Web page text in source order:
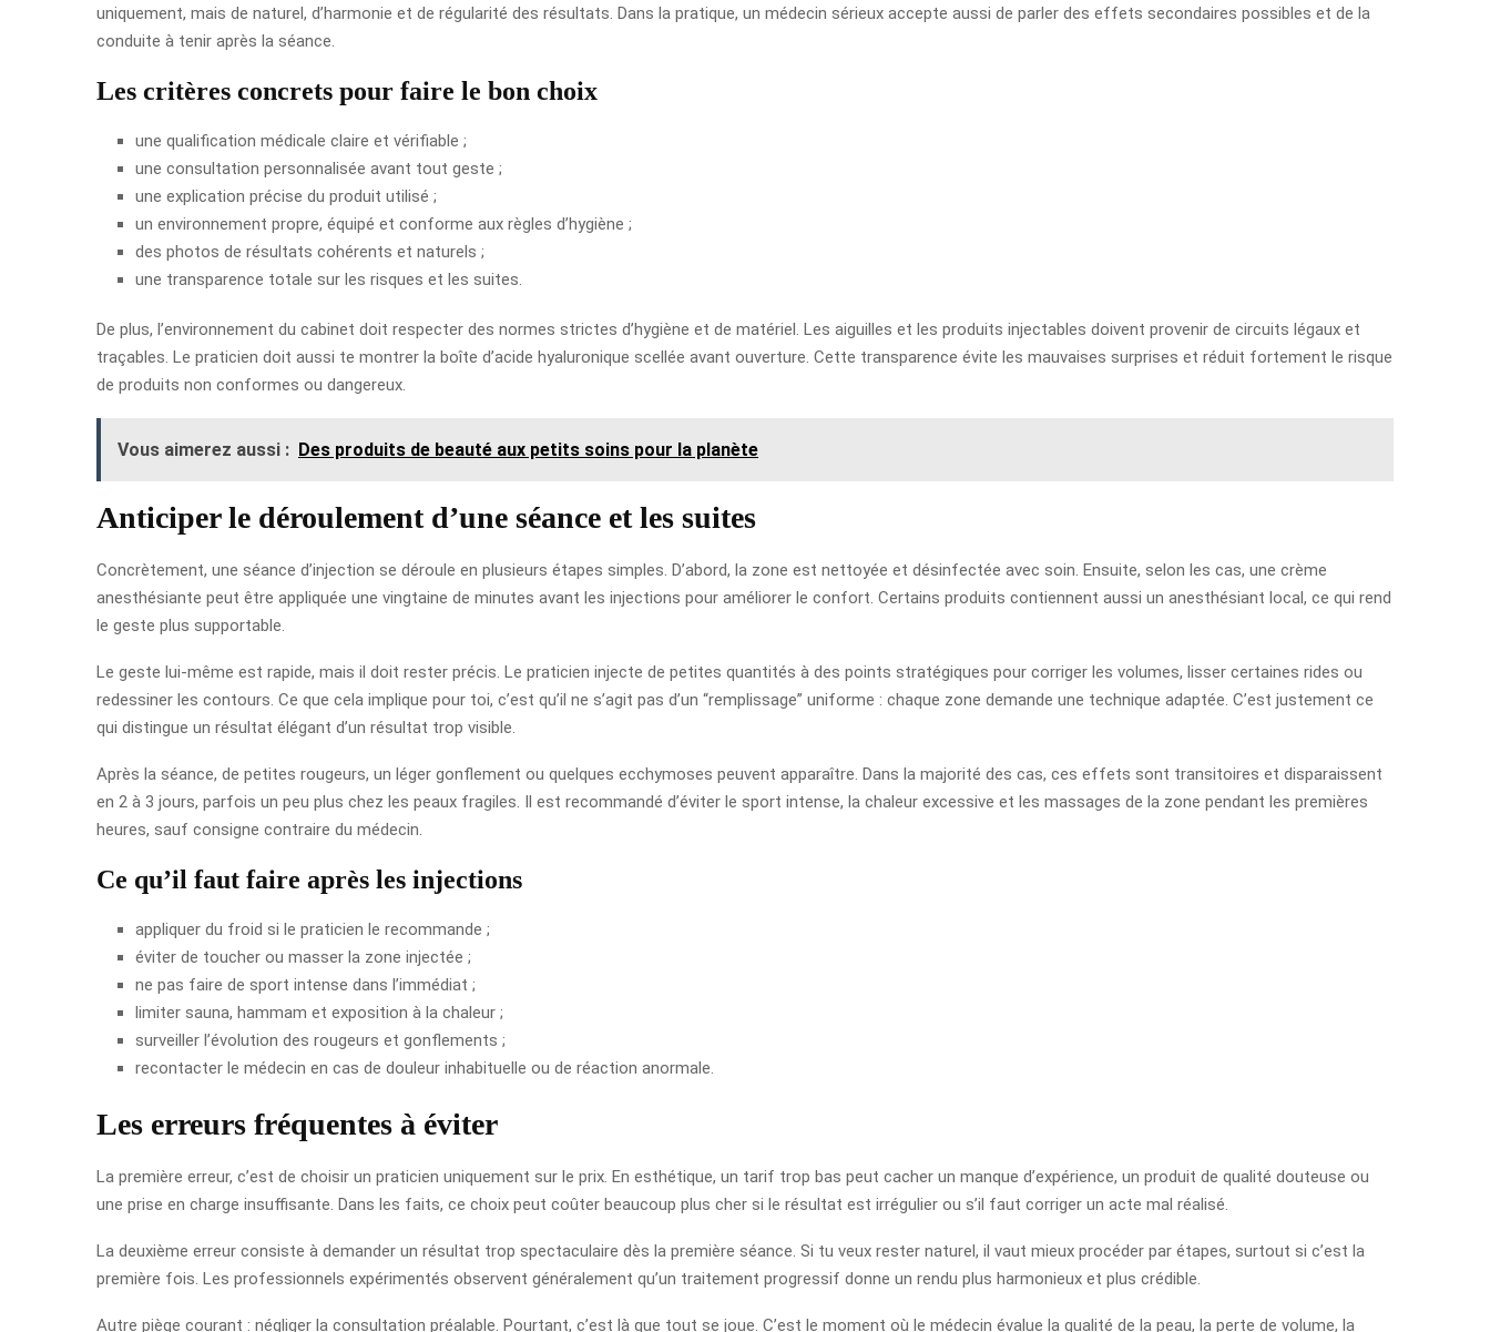
uniquement, mais de naturel, d’harmonie et de régularité des résultats. Dans la pratique, un médecin sérieux accepte aussi de parler des effets secondaires possibles et de la
conduite à tenir après la séance.
Les critères concrets pour faire le bon choix
une qualification médicale claire et vérifiable ;
une consultation personnalisée avant tout geste ;
une explication précise du produit utilisé ;
un environnement propre, équipé et conforme aux règles d’hygiène ;
des photos de résultats cohérents et naturels ;
une transparence totale sur les risques et les suites.
De plus, l’environnement du cabinet doit respecter des normes strictes d’hygiène et de matériel. Les aiguilles et les produits injectables doivent provenir de circuits légaux et
traçables. Le praticien doit aussi te montrer la boîte d’acide hyaluronique scellée avant ouverture. Cette transparence évite les mauvaises surprises et réduit fortement le risque
de produits non conformes ou dangereux.
Vous aimerez aussi : Des produits de beauté aux petits soins pour la planète
Anticiper le déroulement d’une séance et les suites
Concrètement, une séance d’injection se déroule en plusieurs étapes simples. D’abord, la zone est nettoyée et désinfectée avec soin. Ensuite, selon les cas, une crème
anesthésiante peut être appliquée une vingtaine de minutes avant les injections pour améliorer le confort. Certains produits contiennent aussi un anesthésiant local, ce qui rend
le geste plus supportable.
Le geste lui-même est rapide, mais il doit rester précis. Le praticien injecte de petites quantités à des points stratégiques pour corriger les volumes, lisser certaines rides ou
redessiner les contours. Ce que cela implique pour toi, c’est qu’il ne s’agit pas d’un “remplissage” uniforme : chaque zone demande une technique adaptée. C’est justement ce
qui distingue un résultat élégant d’un résultat trop visible.
Après la séance, de petites rougeurs, un léger gonflement ou quelques ecchymoses peuvent apparaître. Dans la majorité des cas, ces effets sont transitoires et disparaissent
en 2 à 3 jours, parfois un peu plus chez les peaux fragiles. Il est recommandé d’éviter le sport intense, la chaleur excessive et les massages de la zone pendant les premières
heures, sauf consigne contraire du médecin.
Ce qu’il faut faire après les injections
appliquer du froid si le praticien le recommande ;
éviter de toucher ou masser la zone injectée ;
ne pas faire de sport intense dans l’immédiat ;
limiter sauna, hammam et exposition à la chaleur ;
surveiller l’évolution des rougeurs et gonflements ;
recontacter le médecin en cas de douleur inhabituelle ou de réaction anormale.
Les erreurs fréquentes à éviter
La première erreur, c’est de choisir un praticien uniquement sur le prix. En esthétique, un tarif trop bas peut cacher un manque d’expérience, un produit de qualité douteuse ou
une prise en charge insuffisante. Dans les faits, ce choix peut coûter beaucoup plus cher si le résultat est irrégulier ou s’il faut corriger un acte mal réalisé.
La deuxième erreur consiste à demander un résultat trop spectaculaire dès la première séance. Si tu veux rester naturel, il vaut mieux procéder par étapes, surtout si c’est la
première fois. Les professionnels expérimentés observent généralement qu’un traitement progressif donne un rendu plus harmonieux et plus crédible.
Autre piège courant : négliger la consultation préalable. Pourtant, c’est là que tout se joue. C’est le moment où le médecin évalue la qualité de la peau, la perte de volume, la